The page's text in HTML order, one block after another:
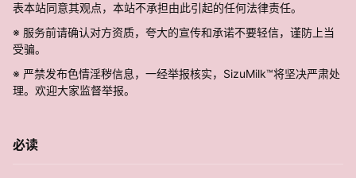
表本站同意其观点，本站不承担由此引起的任何法律责任。
※ 服务前请确认对方资质，夸大的宣传和承诺不要轻信，谨防上当
受骗。
※ 严禁发布色情淫秽信息，一经举报核实，SizuMilk™将坚决严肃处
理。欢迎大家监督举报。
必读